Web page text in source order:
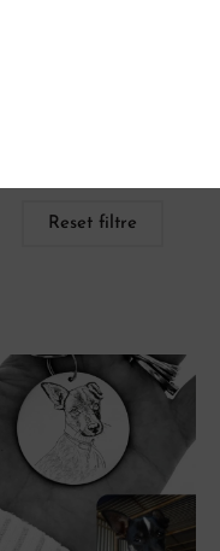
Reset filtre